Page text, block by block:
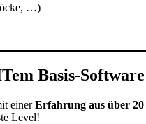
…)
Basis-Software
einerErfahrung aus über
Level!